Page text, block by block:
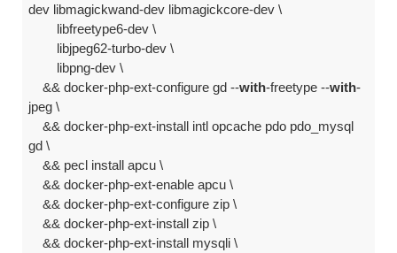
dev libmagickwand-dev libmagickcore-dev \
    && docker-php-ext-configure gd --
with-freetype --with-
jpeg \
    && docker-php-ext-install intl opcache pdo pdo_mysql
gd \
    && pecl install apcu \
    && docker-php-ext-enable apcu \
    && docker-php-ext-configure zip \
    && docker-php-ext-install zip \
    && docker-php-ext-install mysqli \